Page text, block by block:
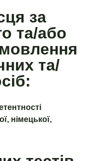
за
та/або
та/
німецької,